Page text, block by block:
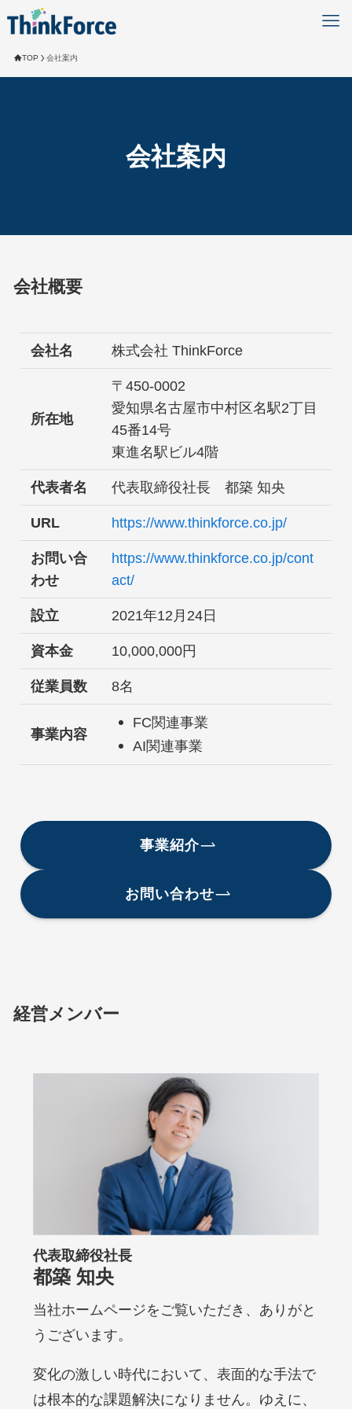
TOP 会社案内
会社案内
会社概要
会社名 株式会社 ThinkForce
所在地
〒450-0002
愛知県名古屋市中村区名駅2丁目
45番14号
東進名駅ビル4階
代表者名 代表取締役社長 都築 知央
URL https://www.thinkforce.co.jp/
お問い合
わせ
https://www.thinkforce.co.jp/cont
act/
設立 2021年12月24日
資本金 10,000,000円
従業員数 8名
事業内容
FC関連事業
AI関連事業
事業紹介
お問い合わせ
経営メンバー
代表取締役社長
都築 知央
当社ホームページをご覧いただき、ありがと
うございます。
変化の激しい時代において、表面的な手法で
は根本的な課題解決になりません。ゆえに、